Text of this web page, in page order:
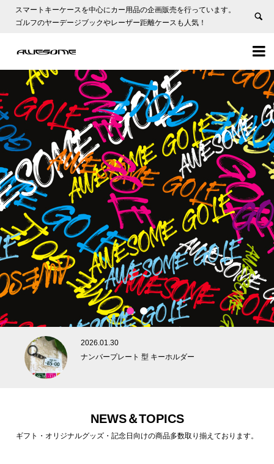
スマートキーケースを中心にカー用品の企画販売を行っています。
ゴルフのヤーデージブックやレーザー距離ケースも人気！


1 2
2026.01.30
ナンバープレート 型 キーホルダー
NEWS＆TOPICS
ギフト・オリジナルグッズ・記念日向けの商品多数取り揃えております。